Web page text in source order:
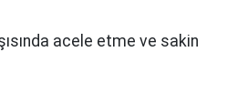
acele etme ve sakin